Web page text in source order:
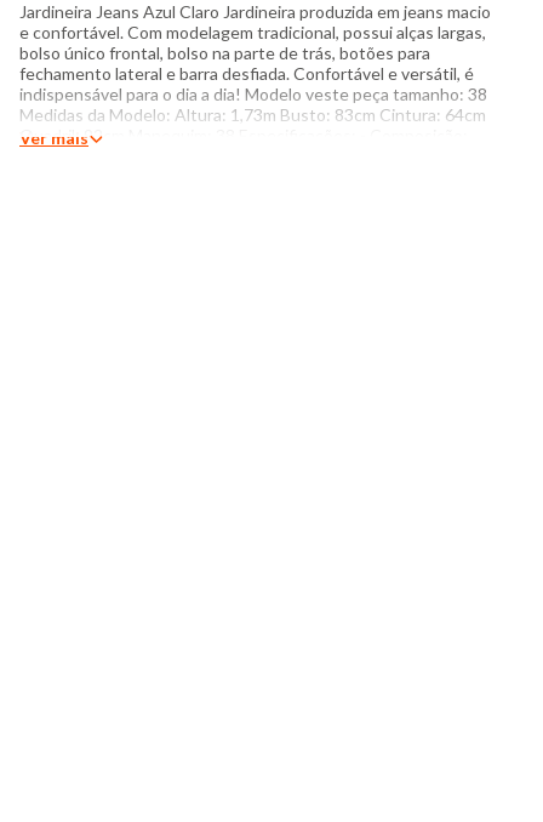
Jardineira Jeans Azul Claro Jardineira produzida em jeans macio
e confortável. Com modelagem tradicional, possui alças largas,
bolso único frontal, bolso na parte de trás, botões para
fechamento lateral e barra desfiada. Confortável e versátil, é
indispensável para o dia a dia! Modelo veste peça tamanho: 38
Medidas da Modelo: Altura: 1,73m Busto: 83cm Cintura: 64cm
Quadril: 92cm Manequim: 38 Especificações: - Composição:
Ver mais